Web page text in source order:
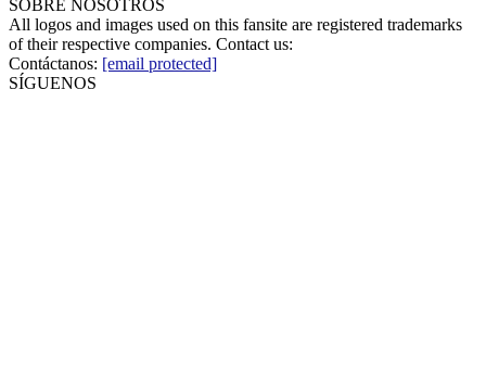
SOBRE NOSOTROS
All logos and images used on this fansite are registered trademarks
of their respective companies. Contact us:
Contáctanos: [email protected]
SÍGUENOS